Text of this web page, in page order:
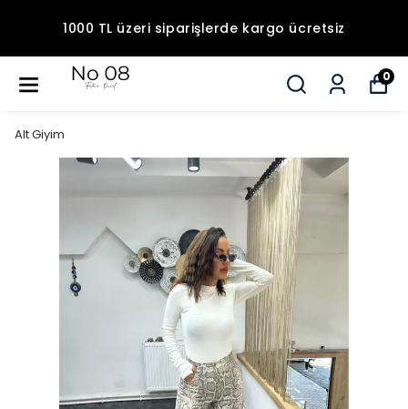
1000 TL üzeri siparişlerde kargo ücretsiz
0
Alt Giyim